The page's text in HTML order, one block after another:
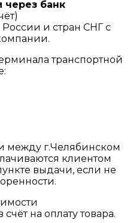
банк
и стран СНГ с
транспортной
между г.Челябинском
клиентом
выдачи, если не
на оплату товара.